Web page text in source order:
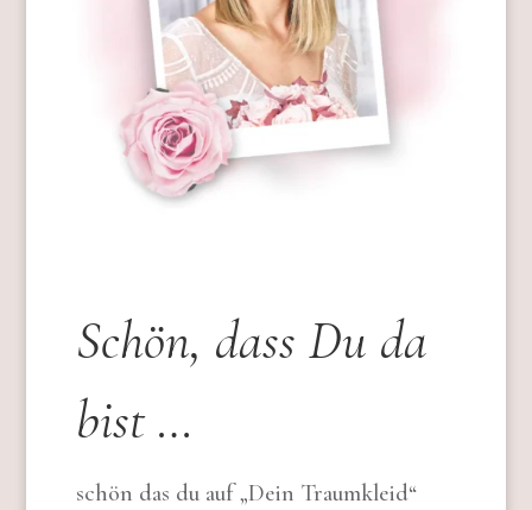
Schön, dass Du da
bist …
schön das du auf „Dein Traumkleid“